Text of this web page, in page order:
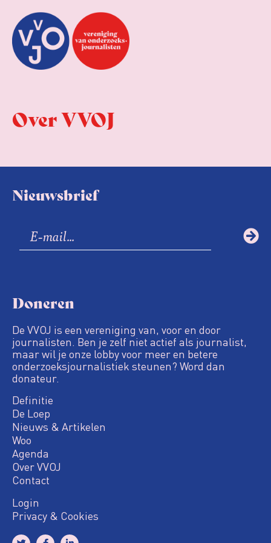
Over VVOJ
Nieuwsbrief
Doneren
De VVOJ is een vereniging van, voor en door
journalisten. Ben je zelf niet actief als journalist,
maar wil je onze lobby voor meer en betere
onderzoeksjournalistiek steunen? Word dan
donateur.
Definitie
De Loep
Nieuws & Artikelen
Woo
Agenda
Over VVOJ
Contact
Login
Privacy & Cookies